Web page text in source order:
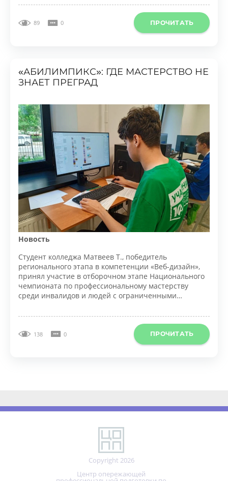
89 0 ПРОЧИТАТЬ
Новость
Студент колледжа Матвеев Т., победитель
регионального этапа в компетенции «Веб-дизайн»,
принял участие в отборочном этапе Национального
чемпионата по профессиональному мастерству
среди инвалидов и людей с ограниченными
возможностями здоровья «Абилимпикс».
Copyright 2026
профессиональной подготовки по
направлению ИКТ Тульской области
Реализовано на технологиях